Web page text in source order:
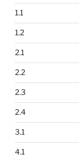
1.1
1.2
2.1
2.2
2.3
2.4
3.1
4.1